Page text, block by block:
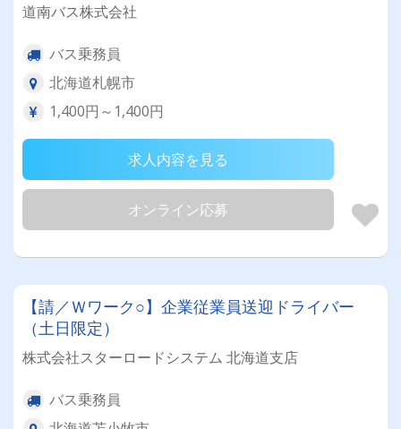
道南バス株式会社
バス乗務員
北海道札幌市
1,400円～1,400円
求人内容を見る
オンライン応募
【請／Ｗワーク○】企業従業員送迎ドライバー
（土日限定）
株式会社スターロードシステム 北海道支店
バス乗務員